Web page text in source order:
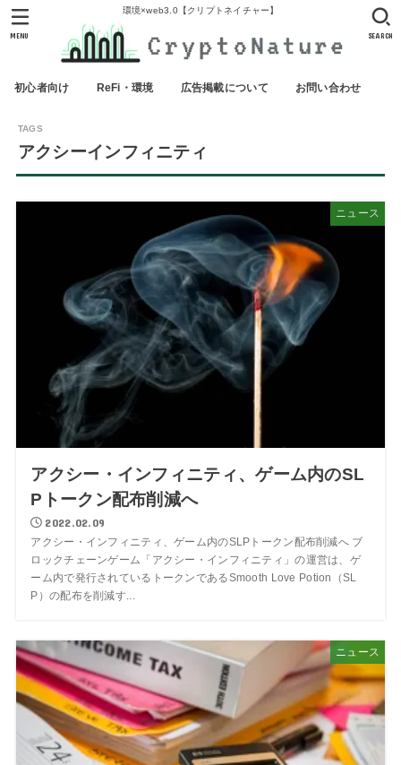
環境×web3.0【クリプトネイチャー】
初心者向け ReFi・環境 広告掲載について お問い合わせ
SEARCH
MENU
アクシーインフィニティ
ニュース
アクシー・インフィニティ、ゲーム内のSL
Pトークン配布削減へ
2022.02.09
アクシー・インフィニティ、ゲーム内のSLPトークン配布削減へ ブ
ロックチェーンゲーム「アクシー・インフィニティ」の運営は、ゲ
ーム内で発行されているトークンであるSmooth Love Potion（SL
P）の配布を削減す...
ニュース